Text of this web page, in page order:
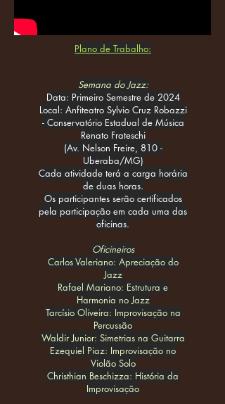
Plano de Trabalho:
Semana do Jazz:
Data: Primeiro Semestre de 2024
Local: Anfiteatro Sylvio Cruz Robazzi
- Conservatório Estadual de Música
Renato Frateschi
(Av. Nelson Freire, 810 -
Uberaba/MG)
Cada atividade terá a carga horária
de duas horas.
Os participantes serão certificados
pela participação em cada uma das
oficinas.
Oficineiros
Carlos Valeriano: Apreciação do
Jazz
Rafael Mariano: Estrutura e
Harmonia no Jazz
Tarcísio Oliveira: Improvisação na
Percussão
Waldir Junior: Simetrias na Guitarra
Ezequiel Piaz: Improvisação no
Violão Solo
Christhian Beschizza: História da
Improvisação